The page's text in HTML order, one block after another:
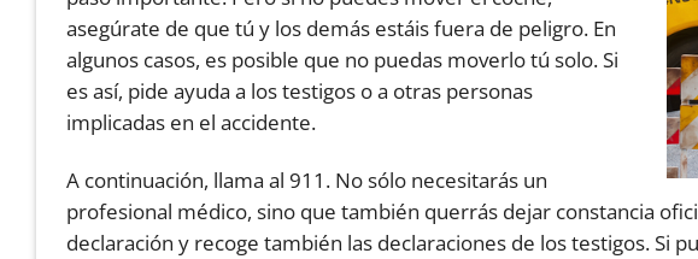
asegúrate de que tú y los demás estáis fuera de peligro. En
algunos casos, es posible que no puedas moverlo tú solo. Si
es así, pide ayuda a los testigos o a otras personas
implicadas en el accidente.
A continuación, llama al 911. No sólo necesitarás un
profesional médico, sino que también querrás dejar constancia
declaración y recoge también las declaraciones de los testigos. Si